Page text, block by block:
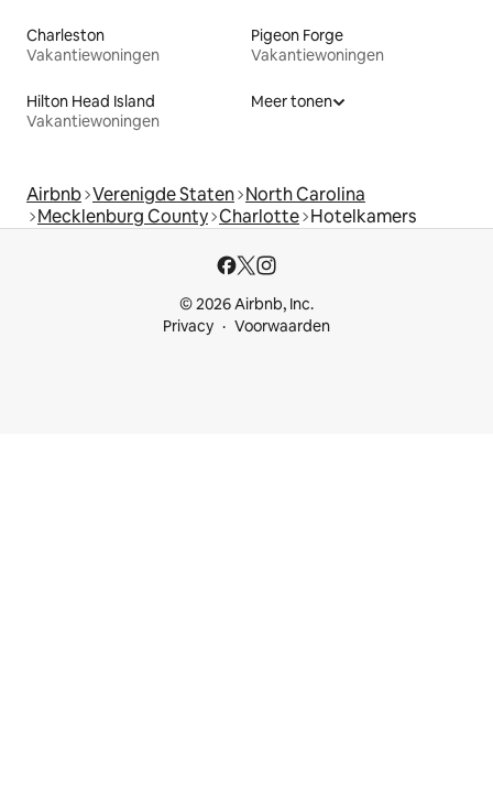
Charleston
Vakantiewoningen
Pigeon Forge
Vakantiewoningen
Hilton Head Island
Vakantiewoningen
Meer tonen
Airbnb Verenigde Staten North Carolina
Mecklenburg County Charlotte Hotelkamers
© 2026 Airbnb, Inc.
Privacy
Voorwaarden